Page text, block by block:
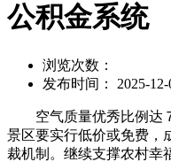
公积金系统
浏览次数：
发布时间： 2025-12-
空气质量优秀比例达７
景区要实行低价或免费，
裁机制。继续支撑农村幸